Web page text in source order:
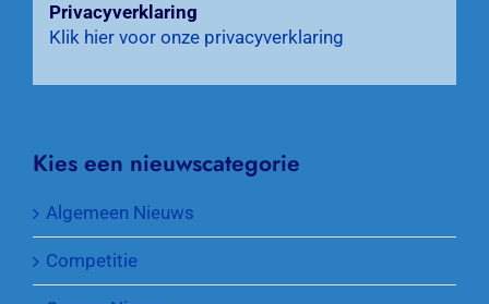
Privacyverklaring
Klik hier voor onze privacyverklaring
Kies een nieuwscategorie
Algemeen Nieuws
Competitie